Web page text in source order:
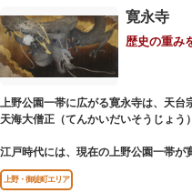
印は、うっとりするほど美しいデザイ
江戸後期には、学問の神様である菅原
る末社を含めて15柱もの神様が祀られ
神社としても知られ、映画「男はつら
りは、ここ小野照崎神社のものです。
寛永寺
歴史の重み
上野公園一帯に広がる寛永寺は、天台
天海大僧正（てんかいだいそうじょう
江戸時代には、現在の上野公園一帯が
の多くを焼失。現在は根本中堂をはじ
上野大仏（パゴダ）、輪王殿などの建
上野・御徒町エリア